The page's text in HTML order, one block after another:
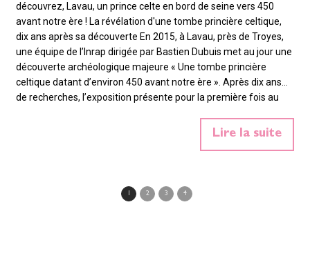
découvrez, Lavau, un prince celte en bord de seine vers 450
avant notre ère ! La révélation d'une tombe princière celtique,
dix ans après sa découverte En 2015, à Lavau, près de Troyes,
une équipe de l’Inrap dirigée par Bastien Dubuis met au jour une
découverte archéologique majeure « Une tombe princière
celtique datant d’environ 450 avant notre ère ». Après dix ans
de recherches, l’exposition présente pour la première fois au
visiteurs au cœur de l’univers fascinant des élites…
En savoir
Lire la suite
1 2 3 4